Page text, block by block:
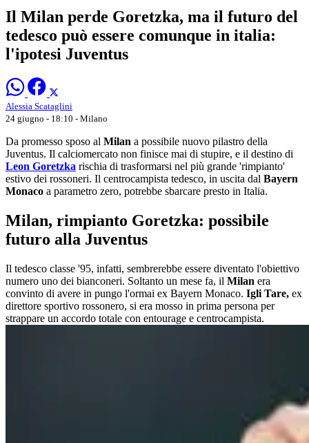
Il Milan perde Goretzka, ma il futuro del
tedesco può essere comunque in italia:
l'ipotesi Juventus
Alessia Scataglini
24 giugno - 18:10 - Milano
Da promesso sposo al Milan a possibile nuovo pilastro della
Juventus. Il calciomercato non finisce mai di stupire, e il destino di
Leon Goretzka rischia di trasformarsi nel più grande 'rimpianto'
estivo dei rossoneri. Il centrocampista tedesco, in uscita dal Bayern
Monaco a parametro zero, potrebbe sbarcare presto in Italia.
Milan, rimpianto Goretzka: possibile
futuro alla Juventus
Il tedesco classe '95, infatti, sembrerebbe essere diventato l'obiettivo
numero uno dei bianconeri. Soltanto un mese fa, il Milan era
convinto di avere in pungo l'ormai ex Bayern Monaco. Igli Tare, ex
direttore sportivo rossonero, si era mosso in prima persona per
strappare un accordo totale con entourage e centrocampista.